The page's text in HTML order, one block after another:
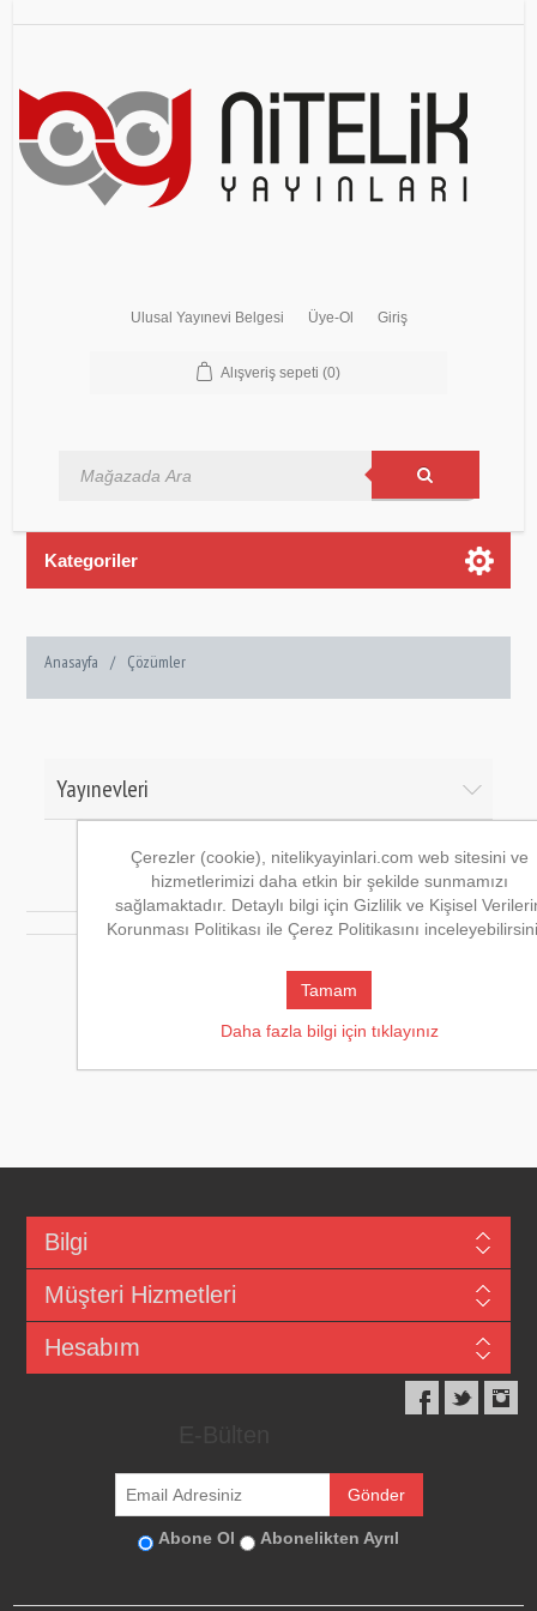
Ulusal Yayınevi Belgesi Üye-Ol Giriş
Alışveriş sepeti (0)
Kategoriler
Anasayfa / Çözümler
Yayınevleri
Çözümler
Bilgi
Müşteri Hizmetleri
Hesabım
Abone Ol Abonelikten Ayrıl
Çerezler (cookie), nitelikyayinlari.com web sitesini ve
hizmetlerimizi daha etkin bir şekilde sunmamızı
sağlamaktadır. Detaylı bilgi için Gizlilik ve Kişisel
Korunması Politikası ile Çerez Politikasını
Tamam
Daha fazla bilgi için tıklayınız